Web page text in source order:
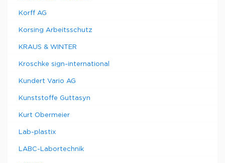
Korff AG
Korsing Arbeitsschutz
KRAUS & WINTER
Kroschke sign-international
Kundert Vario AG
Kunststoffe Guttasyn
Kurt Obermeier
Lab-plastix
LABC-Labortechnik